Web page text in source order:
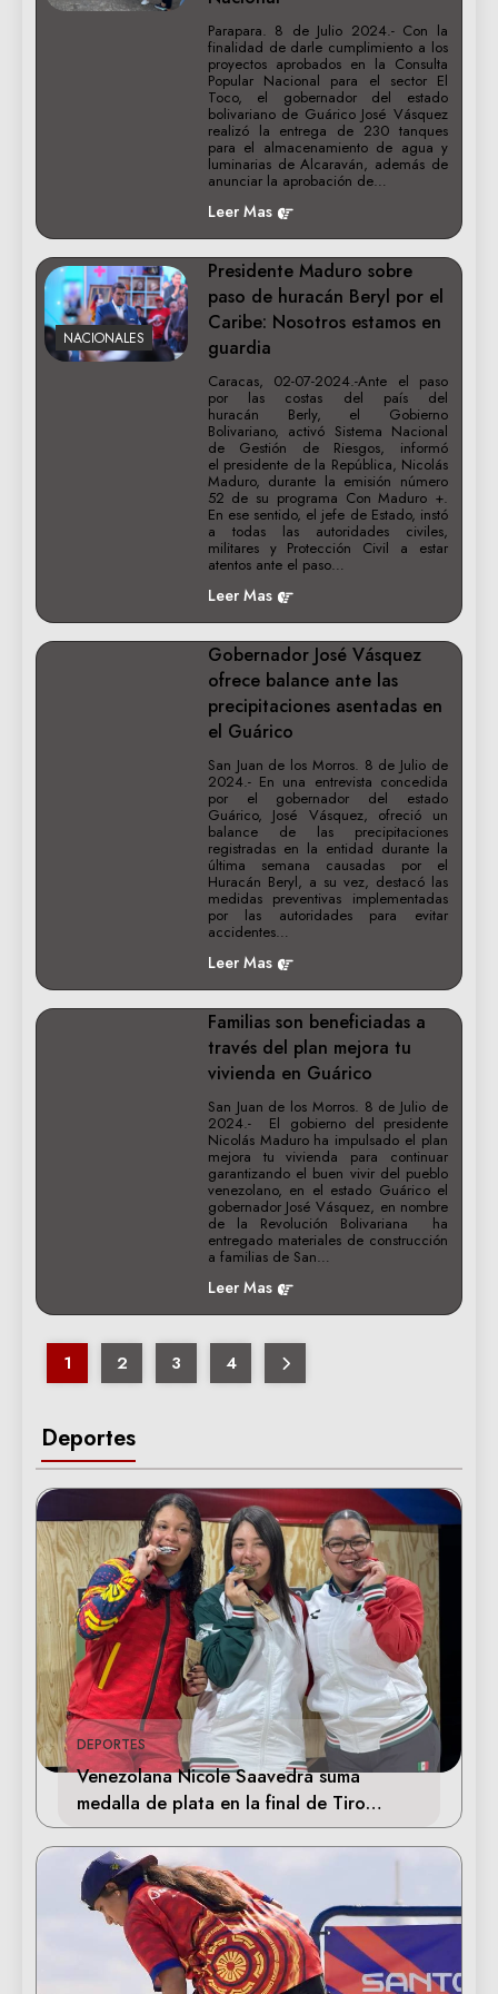
Deportes
DEPORTES
Venezolana Nicole Saavedra suma
medalla de plata en la final de Tiro
Deportivo
Parapara. 8 de Julio 2024.- Con la
finalidad de darle cumplimiento a los
proyectos aprobados en la Consulta
Popular Nacional para el sector El
Toco, el gobernador del estado
bolivariano de Guárico José Vásquez
realizó la entrega de 230 tanques
para el almacenamiento de agua y
luminarias de Alcaraván, además de
anunciar la aprobación de…
Leer Mas
NACIONALES
Presidente Maduro sobre
paso de huracán Beryl por el
Caribe: Nosotros estamos en
guardia
Caracas, 02-07-2024.-Ante el paso
por las costas del país del
huracán Berly, el Gobierno
Bolivariano, activó Sistema Nacional
de Gestión de Riesgos, informó
el presidente de la República, Nicolás
Maduro, durante la emisión número
52 de su programa Con Maduro +.
En ese sentido, el jefe de Estado, instó
a todas las autoridades civiles,
militares y Protección Civil a estar
atentos ante el paso…
Leer Mas
REGIONALES
Gobernador José Vásquez
ofrece balance ante las
precipitaciones asentadas en
el Guárico
San Juan de los Morros. 8 de Julio de
2024.- En una entrevista concedida
por el gobernador del estado
Guárico, José Vásquez, ofreció un
balance de las precipitaciones
registradas en la entidad durante la
última semana causadas por el
Huracán Beryl, a su vez, destacó las
medidas preventivas implementadas
por las autoridades para evitar
accidentes…
Leer Mas
REGIONALES
Familias son beneficiadas a
través del plan mejora tu
vivienda en Guárico
San Juan de los Morros. 8 de Julio de
2024.- El gobierno del presidente
Nicolás Maduro ha impulsado el plan
mejora tu vivienda para continuar
garantizando el buen vivir del pueblo
venezolano, en el estado Guárico el
gobernador José Vásquez, en nombre
de la Revolución Bolivariana ha
entregado materiales de construcción
a familias de San…
Leer Mas
1 2 3 4